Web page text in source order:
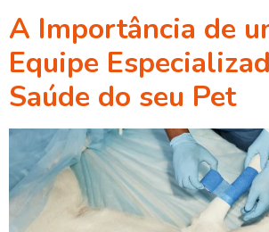
A Importância de
Equipe
Saúde do seu Pet